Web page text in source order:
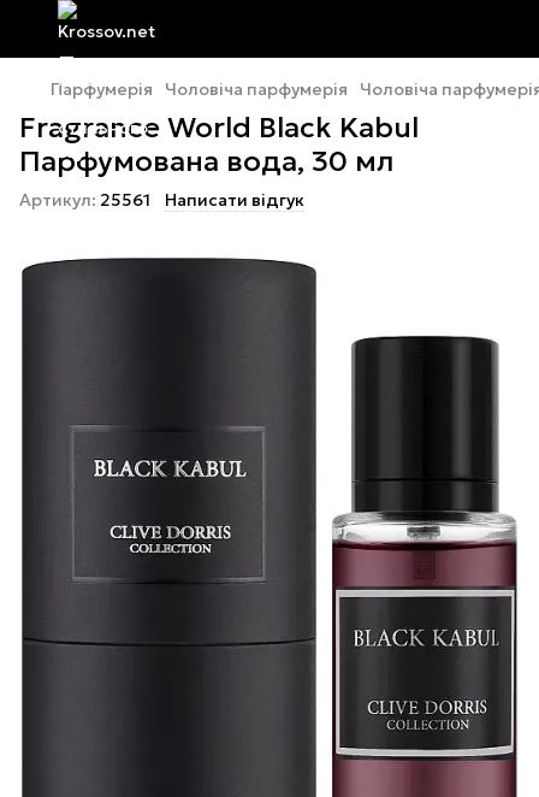
Парфумерія Чоловіча парфумерія Чоловіча
Fragrance World Black Kabul
Парфумована вода, 30 мл
Артикул: 25561 Написати відгук